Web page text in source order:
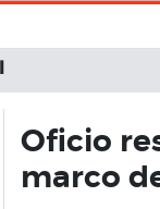
Oficio
marco